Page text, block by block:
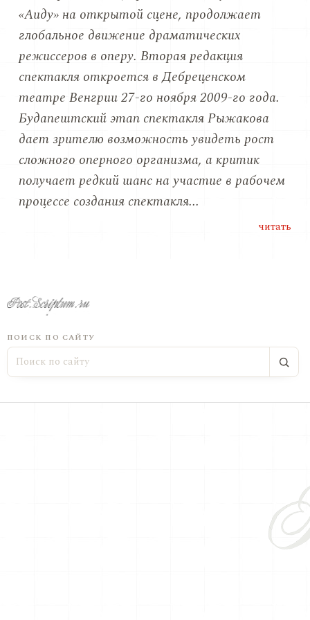
«Аиду» на открытой сцене, продолжaeт
глобальное движение драматических
режиссеров в оперу. Вторая редакция
спектакля откроется в Дебреценском
театре Венгрии 27-го ноября 2009-го года.
Будапештский этап спектакля Рыжакова
дает зрителю возможность увидеть рост
сложного оперного организма, а критик
получает редкий шанс на участие в рабочем
процессе создания спектакля...
читать
ПОИСК ПО САЙТУ